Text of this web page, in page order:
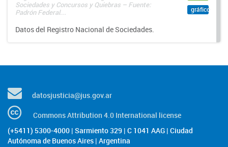
Sociedades y Concursos y Quiebras – Fuente:
Padrón Federal...
Datos del Registro Nacional de Sociedades.
gráfico
datosjusticia@jus.gov.ar
Commons Attribution 4.0 International license
(+5411) 5300-4000 | Sarmiento 329 | C 1041 AAG | Ciudad
Autónoma de Buenos Aires | Argentina